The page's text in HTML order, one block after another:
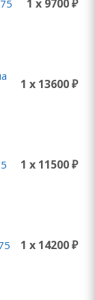
1 x 9700 ₽
1 x 13600 ₽
1 x 11500 ₽
1 x 14200 ₽